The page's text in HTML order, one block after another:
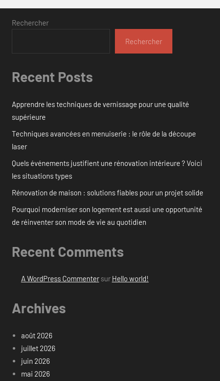
Rechercher
Rechercher
Recent Posts
Apprendre les techniques de vernissage pour une qualité
supérieure
Techniques avancées en menuiserie : le rôle de la découpe
laser
Quels événements justifient une rénovation intérieure ? Voici
les situations types
Rénovation de maison : solutions fiables pour un projet solide
Pourquoi moderniser son logement est aussi une opportunité
de réinventer son mode de vie au quotidien
Recent Comments
A WordPress Commentersur Hello world!
Archives
août 2026
juillet 2026
juin 2026
mai 2026